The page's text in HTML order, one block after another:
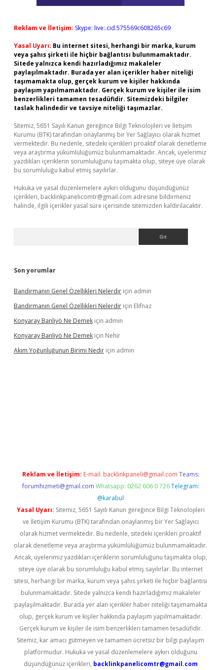
Reklam ve İletişim: Skype: live:.cid.575569c608265c69
Yasal Uyarı: Bu internet sitesi, herhangi bir marka, kurum
veya şahıs şirketi ile hiçbir bağlantısı bulunmamaktadır.
Sitede yalnızca kendi hazırladığımız makaleler
paylaşılmaktadır. Burada yer alan içerikler haber niteliği
taşımamakta olup, gerçek kurum ve kişiler hakkında
paylaşım yapılmamaktadır. Gerçek kurum ve kişiler ile isim
benzerlikleri tamamen tesadüfidir. Sitemizdeki bilgiler
taslak halindedir ve tavsiye niteliği taşımazlar.
Sitemiz, 5651 Sayılı Kanun gereğince Bilgi Teknolojileri ve İletişim
Kurumu (BTK) tarafından onaylanmış bir Yer Sağlayıcı olarak hizmet
vermektedir. Bu nedenle, sitedeki içerikleri proaktif olarak denetleme
veya araştırma yükümlülüğümüz bulunmamaktadır. Ancak, üyelerimiz
yazdıkları içeriklerin sorumluluğunu taşımakta olup, siteye üye olarak
bu sorumluluğu kabul etmiş sayılırlar.
Hukuka ve yasal düzenlemelere aykırı olduğunu düşündüğünüz
içerikleri, backlinkpanelicomtr@gmail.com adresine bildirmeniz
halinde, ilgili içerikler yasal süre içerisinde sitemizden kaldırılacaktır.
Son yorumlar
Bandırmanın Genel Özellikleri Nelerdir için admin
Bandırmanın Genel Özellikleri Nelerdir için Elifnaz
Konyaray Banliyö Ne Demek için admin
Konyaray Banliyö Ne Demek için Nehir
Akım Yoğunluğunun Birimi Nedir için admin
Reklam ve İletişim: E-mail: backlinkpaneli@gmail.com Teams:
forumhizmeti@gmail.com Whatsapp: 0262 606 0 726 Telegram:
@karabul
Yasal Uyarı: Sitemiz, 5651 Sayılı Kanun gereğince Bilgi Teknolojileri
ve İletişim Kurumu (BTK) tarafından onaylanmış bir Yer Sağlayıcı
olarak hizmet vermektedir. Bu nedenle, sitedeki içerikleri proaktif
olarak denetleme veya araştırma yükümlülüğümüz bulunmamaktadır.
Ancak, üyelerimiz yazdıkları içeriklerin sorumluluğunu taşımakta olup,
siteye üye olarak bu sorumluluğu kabul etmiş sayılırlar. Bu internet
sitesi, herhangi bir marka, kurum veya şahıs şirketi ile hiçbir bağlantısı
bulunmamaktadır. Sitede yalnızca kendi hazırladığımız makaleler
paylaşılmaktadır. Burada yer alan içerikler haber niteliği taşımamakta
olup, gerçek kurum ve kişiler hakkında paylaşım yapılmamaktadır.
Gerçek kurum ve kişiler ile isim benzerlikleri tamamen tesadüfidir.
Sitemiz, kar amacı gütmeyen ve tamamen ücretsiz bir bilgi paylaşım
platformudur. Hukuka ve yasal düzenlemelere aykırı olduğunu
düşündüğünüz içerikleri, backlinkpanelicomtr@gmail.com